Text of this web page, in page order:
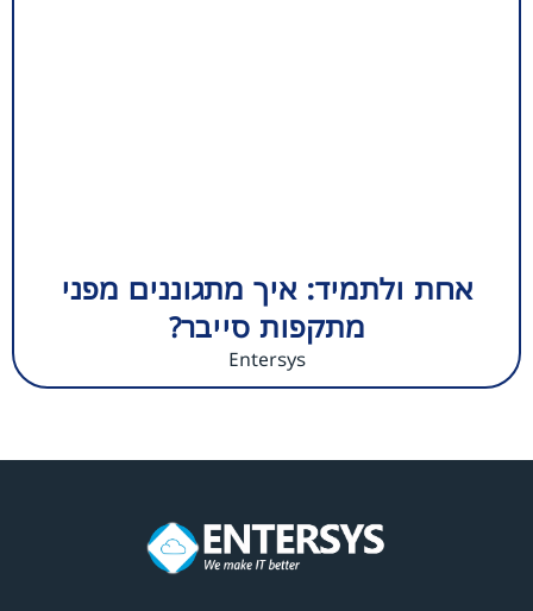
אחת ולתמיד: איך מתגוננים מפני
מתקפות סייבר?
Entersys